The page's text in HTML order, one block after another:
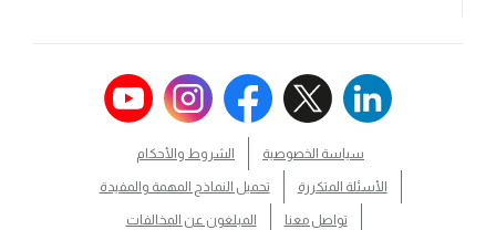
سياسة الخصوصية الشروط والأحكام
الأسئلة المتكررة تحميل النماذج المهمة والمفيدة
تواصل معنا المبلغون عن المخالفات